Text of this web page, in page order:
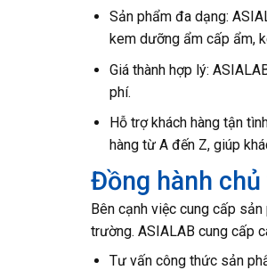
Sản phẩm đa dạng:
kem dưỡng ẩm cấp ẩm,
Giá thành hợp lý:
phí.
Hỗ trợ khách hàng tận
hàng từ A đến Z, giúp
Đồng hành
Bên cạnh việc cung cấp
trường. ASIALAB cung cấp
Tư vấn công thức sản